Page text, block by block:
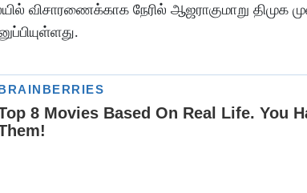
விசாரணைக்காக நேரில் ஆஜராகுமாறு